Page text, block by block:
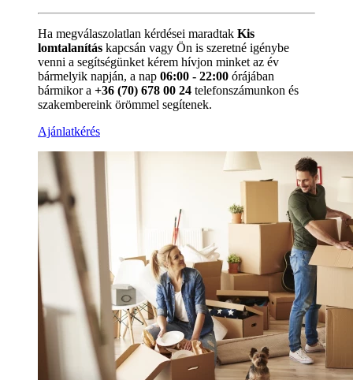
Ha megválaszolatlan kérdései maradtak Kis
lomtalanítás kapcsán vagy Ön is szeretné igénybe
venni a segítségünket kérem hívjon minket az év
bármelyik napján, a nap 06:00 - 22:00 órájában
bármikor a +36 (70) 678 00 24 telefonszámunkon és
szakembereink örömmel segítenek.
Ajánlatkérés